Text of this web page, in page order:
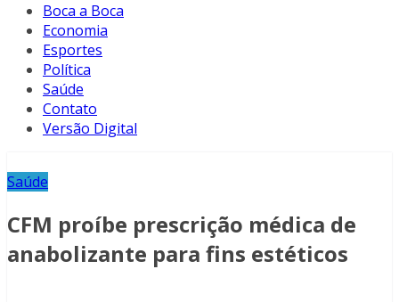
Boca a Boca
Economia
Esportes
Política
Saúde
Contato
Versão Digital
Saúde
CFM proíbe prescrição médica de
anabolizante para fins estéticos